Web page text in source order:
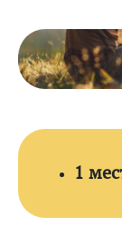
1